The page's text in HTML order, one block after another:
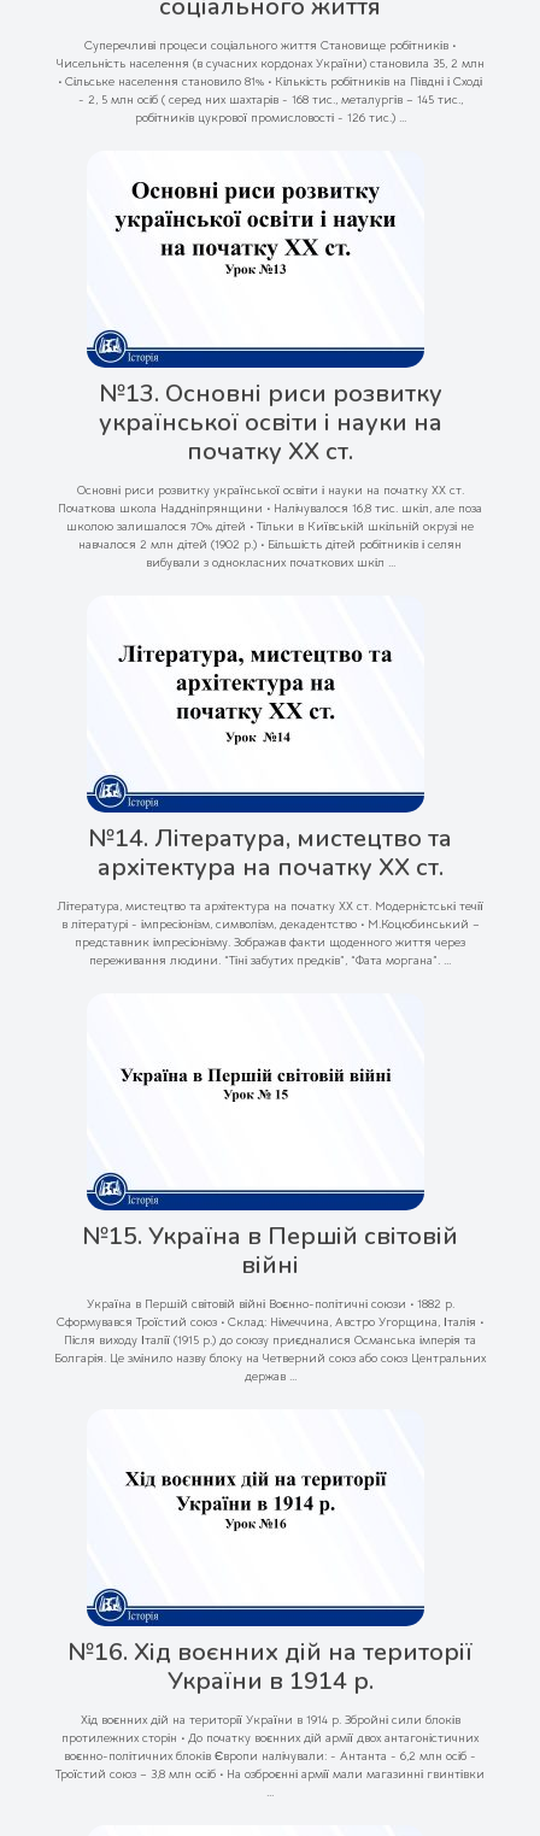
соціального життя
Суперечливі процеси соціального життя Становище робітників •
Чисельність населення (в сучасних кордонах України) становила 35, 2 млн
• Сільське населення становило 81% • Кількість робітників на Півдні і Сході
- 2, 5 млн осіб ( серед них шахтарів - 168 тис., металургів – 145 тис.,
робітників цукрової промисловості - 126 тис.) ...
№13. Основні риси розвитку
української освіти і науки на
початку ХХ ст.
Основні риси розвитку української освіти і науки на початку ХХ ст.
Початкова школа Наддніпрянщини • Налічувалося 16,8 тис. шкіл, але поза
школою залишалося 70% дітей • Тільки в Київській шкільній окрузі не
навчалося 2 млн дітей (1902 р.) • Більшість дітей робітників і селян
вибували з однокласних початкових шкіл ...
№14. Література, мистецтво та
архітектура на початку ХХ ст.
Література, мистецтво та архітектура на початку ХХ ст. Модерністські течії
в літературі - імпресіонізм, символізм, декадентство • М.Коцюбинський –
представник імпресіонізму. Зображав факти щоденного життя через
переживання людини. “Тіні забутих предків”, “Фата моргана”. ...
№15. Україна в Першій світовій
війні
Україна в Першій світовій війні Воєнно-політичні союзи • 1882 р.
Сформувався Троїстий союз • Склад: Німеччина, Австро Угорщина, Італія •
Після виходу Італії (1915 р.) до союзу приєдналися Османська імперія та
Болгарія. Це змінило назву блоку на Четверний союз або союз Центральних
держав ...
№16. Хід воєнних дій на території
України в 1914 р.
Хід воєнних дій на території України в 1914 р. Збройні сили блоків
протилежних сторін • До початку воєнних дій армії двох антагоністичних
воєнно-політичних блоків Європи налічували: - Антанта - 6,2 млн осіб -
Троїстий союз – 3,8 млн осіб • На озброєнні армії мали магазинні гвинтівки
...